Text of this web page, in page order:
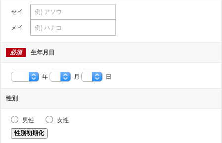
セイ
メイ
必須 生年月日
年 月 日
性別
男性
女性
性別初期化